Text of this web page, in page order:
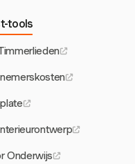
tools
Onderwijs